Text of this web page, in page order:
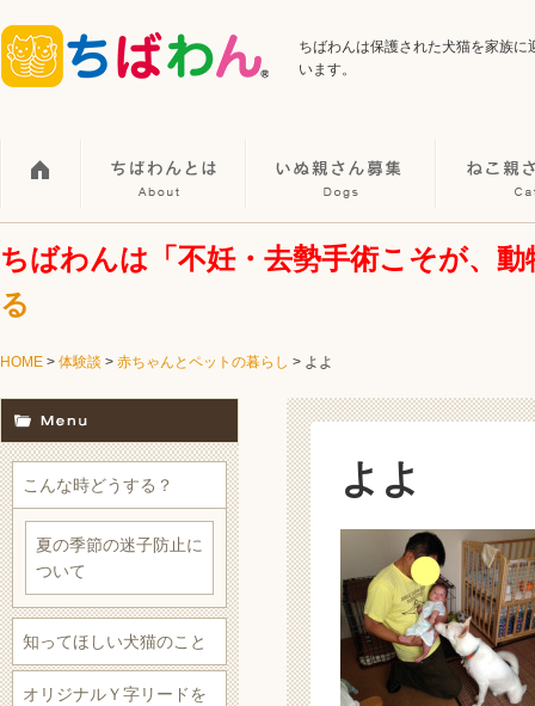
ちばわんは保護された犬猫を家族
います。
ちばわんは「不妊・去勢手術こそが、
る
HOME > 体験談 > 赤ちゃんとペットの暮らし > よよ
よよ
こんな時どうする？
夏の季節の迷子防止に
ついて
知ってほしい犬猫のこと
オリジナルＹ字リードを